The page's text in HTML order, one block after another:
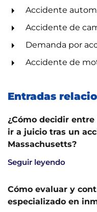
Accidente
Accidente de
Demanda por
Accidente de
Entradas
¿Cómo decidir
ir a juicio tras un
Massachusetts?
Seguir leyendo
Cómo evaluar y
especializado en